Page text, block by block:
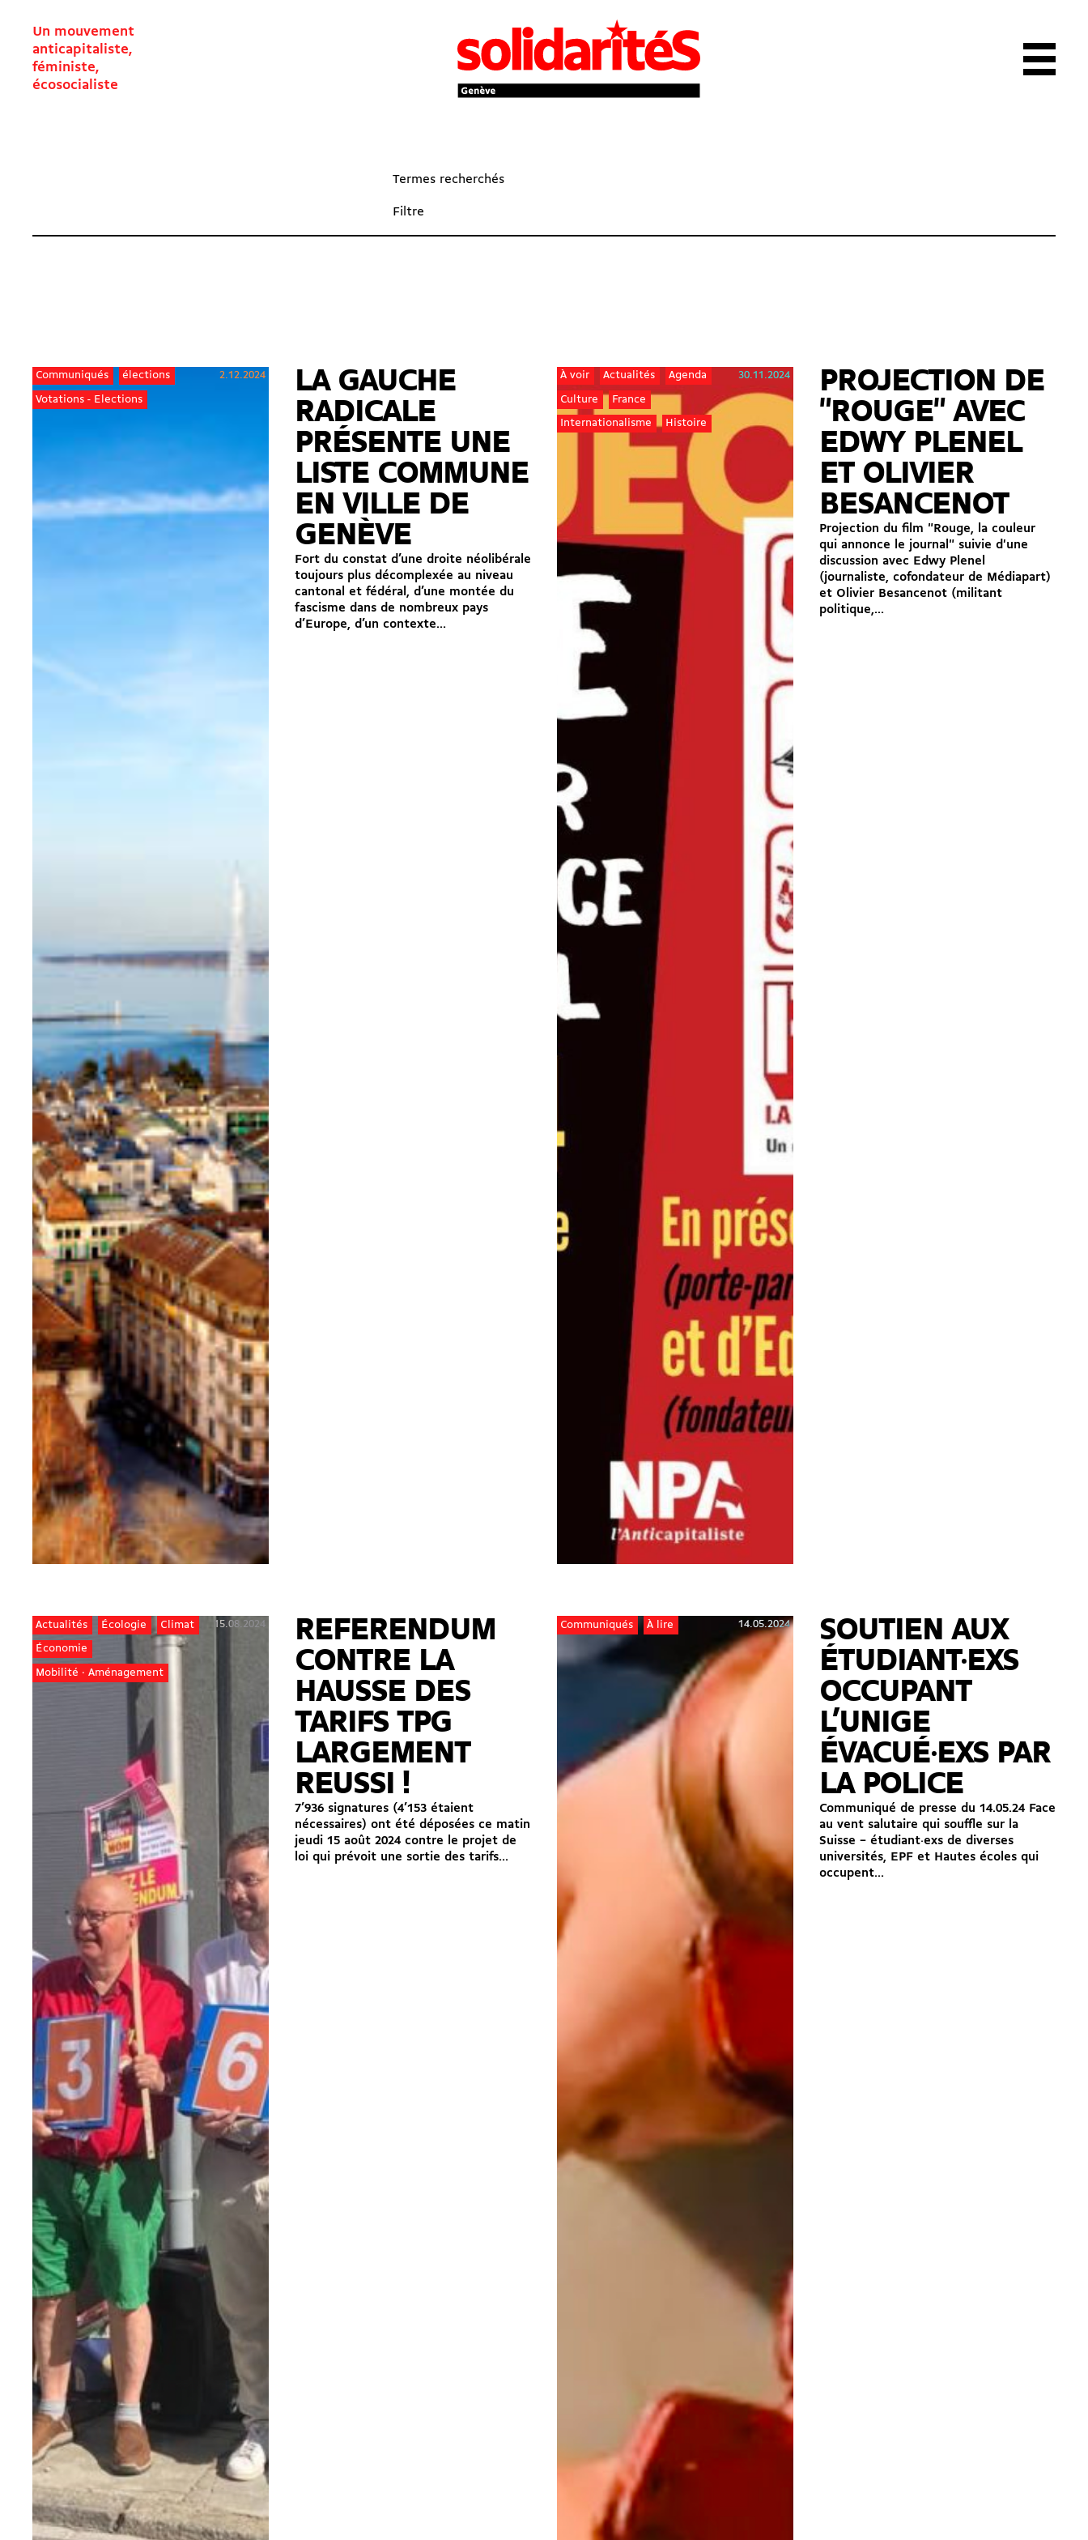
Un mouvement
anticapitaliste,
féministe,
écosocialiste
Termes recherchés
Filtre
Communiqués
élections
Votations - Elections
2.12.2024
LA GAUCHE
RADICALE
PRÉSENTE UNE
LISTE COMMUNE
EN VILLE DE
GENÈVE
Fort du constat d’une droite néolibérale
toujours plus décomplexée au niveau
cantonal et fédéral, d’une montée du
fascisme dans de nombreux pays
d’Europe, d’un contexte...
À voir Actualités
Agenda
Culture
France
Internationalisme
Histoire
30.11.2024
PROJECTION DE
"ROUGE" AVEC
EDWY PLENEL
ET OLIVIER
BESANCENOT
Projection du film "Rouge, la couleur
qui annonce le journal" suivie d'une
discussion avec Edwy Plenel
(journaliste, cofondateur de Médiapart)
et Olivier Besancenot (militant
politique,...
Actualités Écologie
Climat
Économie
Mobilité · Aménagement
15.08.2024
REFERENDUM
CONTRE LA
HAUSSE DES
TARIFS TPG
LARGEMENT
REUSSI !
7’936 signatures (4’153 étaient
nécessaires) ont été déposées ce matin
jeudi 15 août 2024 contre le projet de
loi qui prévoit une sortie des tarifs...
Communiqués À lire 14.05.2024
SOUTIEN AUX
ÉTUDIANT·EXS
OCCUPANT
L’UNIGE
ÉVACUÉ·EXS PAR
LA POLICE
Communiqué de presse du 14.05.24 Face
au vent salutaire qui souffle sur la
Suisse – étudiant·exs de diverses
universités, EPF et Hautes écoles qui
occupent...